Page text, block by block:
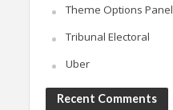
Theme Options Panel
Tribunal Electoral
Uber
Recent Comments